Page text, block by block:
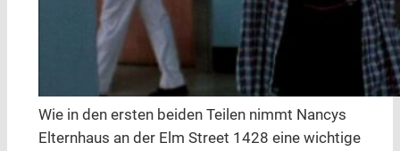
Wie in den ersten beiden Teilen nimmt Nancys
Elternhaus an der Elm Street 1428 eine wichtige